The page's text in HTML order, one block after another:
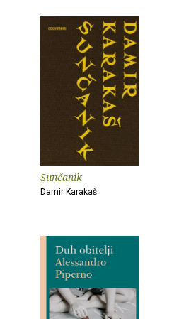
Sunčanik
Damir Karakaš